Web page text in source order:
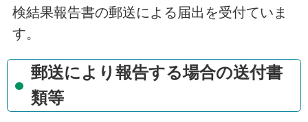
検結果報告書の郵送による届出を受付ていま
す。
郵送により報告する場合の送付書
類等